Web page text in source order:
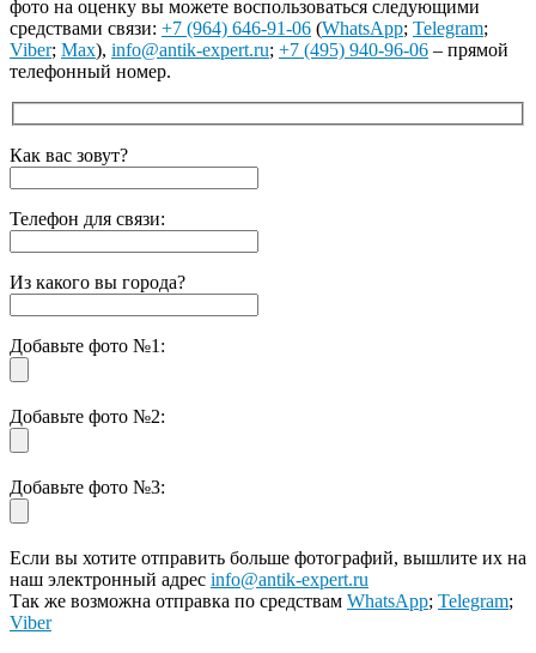
фото на оценку вы можете воспользоваться следующими
средствами связи: +7 (964) 646-91-06 (WhatsApp; Telegram;
Viber; Max), info@antik-expert.ru; +7 (495) 940-96-06 – прямой
телефонный номер.
Как вас зовут?
Телефон для связи:
Из какого вы города?
Добавьте фото №1:
Добавьте фото №2:
Добавьте фото №3:
Если вы хотите отправить больше фотографий, вышлите их на
наш электронный адрес info@antik-expert.ru
Так же возможна отправка по средствам WhatsApp; Telegram;
Viber